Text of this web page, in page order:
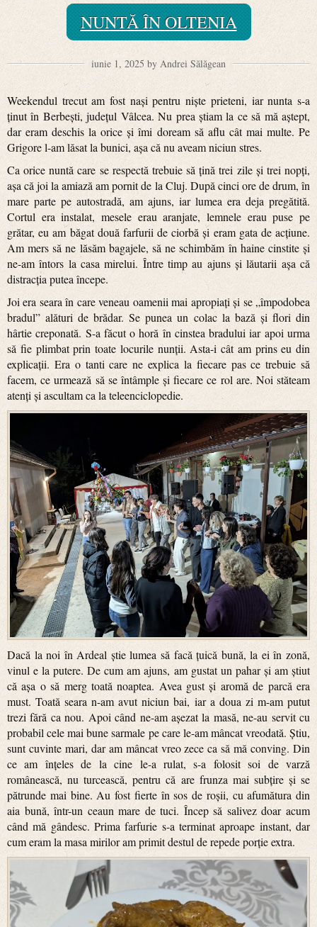
NUNTĂ ÎN OLTENIA
iunie 1, 2025 by Andrei Sălăgean
Weekendul trecut am fost nași pentru niște prieteni, iar nunta s-a
ținut în Berbești, județul Vâlcea. Nu prea știam la ce să mă aștept,
dar eram deschis la orice și îmi doream să aflu cât mai multe. Pe
Grigore l-am lăsat la bunici, așa că nu aveam niciun stres.
Ca orice nuntă care se respectă trebuie să țină trei zile și trei nopți,
așa că joi la amiază am pornit de la Cluj. După cinci ore de drum, în
mare parte pe autostradă, am ajuns, iar lumea era deja pregătită.
Cortul era instalat, mesele erau aranjate, lemnele erau puse pe
grătar, eu am băgat două farfurii de ciorbă și eram gata de acțiune.
Am mers să ne lăsăm bagajele, să ne schimbăm în haine cinstite și
ne-am întors la casa mirelui. Între timp au ajuns și lăutarii așa că
distracția putea începe.
Joi era seara în care veneau oamenii mai apropiați și se „împodobea
bradul” alături de brădar. Se punea un colac la bază și flori din
hârtie creponată. S-a făcut o horă în cinstea bradului iar apoi urma
să fie plimbat prin toate locurile nunții. Asta-i cât am prins eu din
explicații. Era o tanti care ne explica la fiecare pas ce trebuie să
facem, ce urmează să se întâmple și fiecare ce rol are. Noi stăteam
atenți și ascultam ca la teleenciclopedie.
Dacă la noi în Ardeal știe lumea să facă țuică bună, la ei în zonă,
vinul e la putere. De cum am ajuns, am gustat un pahar și am știut
că așa o să merg toată noaptea. Avea gust și aromă de parcă era
must. Toată seara n-am avut niciun bai, iar a doua zi m-am putut
trezi fără ca nou. Apoi când ne-am așezat la masă, ne-au servit cu
probabil cele mai bune sarmale pe care le-am mâncat vreodată. Știu,
sunt cuvinte mari, dar am mâncat vreo zece ca să mă conving. Din
ce am înțeles de la cine le-a rulat, s-a folosit soi de varză
românească, nu turcească, pentru că are frunza mai subțire și se
pătrunde mai bine. Au fost fierte în sos de roșii, cu afumătura din
aia bună, într-un ceaun mare de tuci. Încep să salivez doar acum
când mă gândesc. Prima farfurie s-a terminat aproape instant, dar
cum eram la masa mirilor am primit destul de repede porție extra.